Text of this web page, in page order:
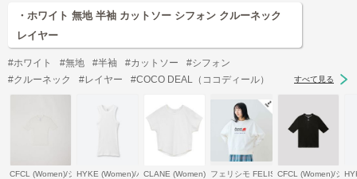
・ホワイト 無地 半袖 カットソー シフォン クルーネック
レイヤー
#ホワイト #無地 #半袖 #カットソー
#シフォン
#クルーネック
#レイヤー #COCO DEAL（ココディール） すべて見る
CFCL (Women)/シーエフシーエル
HYKE (Women)/ハイクCLANE (Women)/クラネフェリシモ FELISSIMOCFCL (Women)/シー